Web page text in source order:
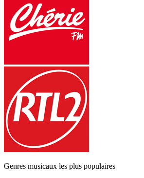
Genres musicaux les plus populaires